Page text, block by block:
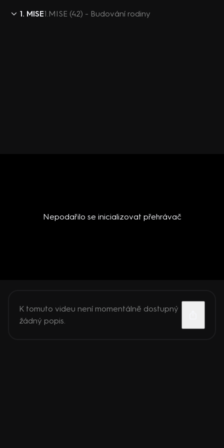
1. MISE1.MISE (42) - Budování rodiny
Nepodařilo se inicializovat přehrávač
K tomuto videu není momentálně dostupný
žádný popis.